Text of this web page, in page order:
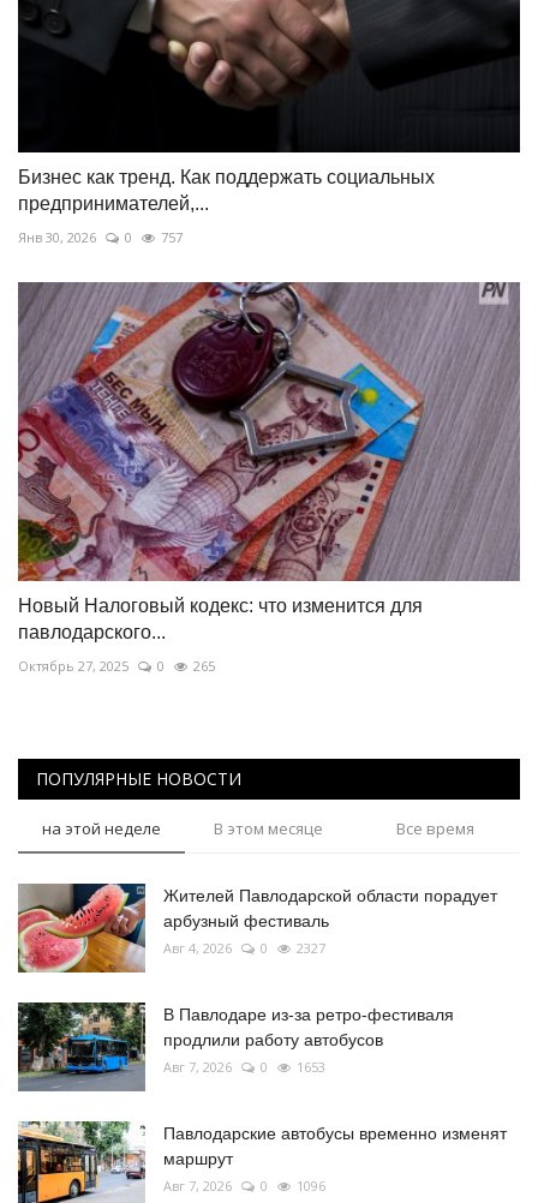
Бизнес как тренд. Как поддержать социальных
предпринимателей,...
Янв 30, 2026 0 757
Новый Налоговый кодекс: что изменится для
павлодарского...
Октябрь 27, 2025 0 265
ПОПУЛЯРНЫЕ НОВОСТИ
на этой неделе В этом месяце Все время
Жителей Павлодарской области порадует
арбузный фестиваль
Авг 4, 2026 0 2327
В Павлодаре из-за ретро-фестиваля
продлили работу автобусов
Авг 7, 2026 0 1653
Павлодарские автобусы временно изменят
маршрут
Авг 7, 2026 0 1096